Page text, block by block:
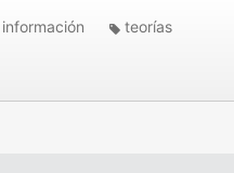
información teorías